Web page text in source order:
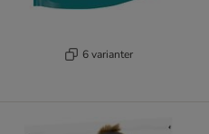
6 varianter